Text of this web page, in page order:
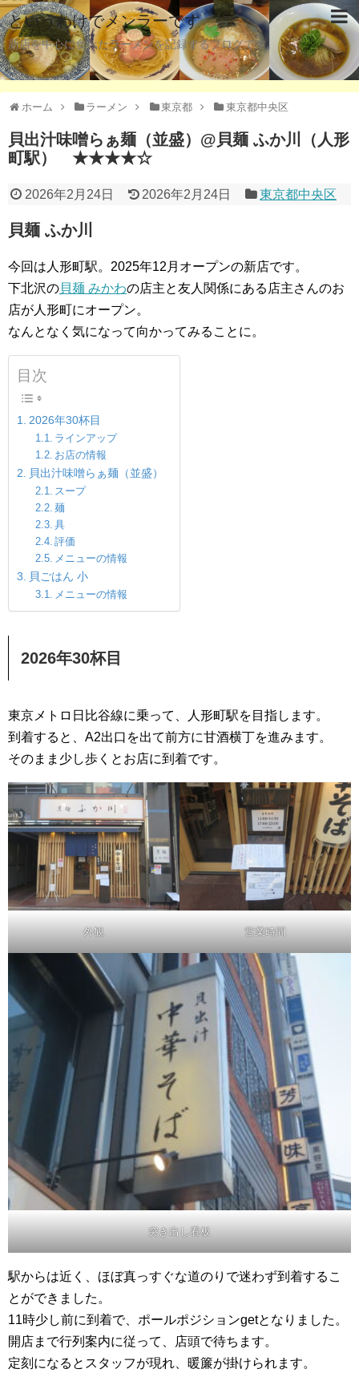
というわけでメンラーです
新店を中心に食べたラーメンを記録するブログです。
ホーム ラーメン 東京都 東京都中央区
貝出汁味噌らぁ麺（並盛）@貝麺 ふか川（人形
町駅） ★★★★☆
2026年2月24日 2026年2月24日 東京都中央区
貝麺 ふか川
今回は人形町駅。2025年12月オープンの新店です。
下北沢の貝麺 みかわの店主と友人関係にある店主さんのお
店が人形町にオープン。
なんとなく気になって向かってみることに。
目次
2026年30杯目
ラインアップ
お店の情報
貝出汁味噌らぁ麺（並盛）
スープ
麺
具
評価
メニューの情報
貝ごはん 小
メニューの情報
2026年30杯目
東京メトロ日比谷線に乗って、人形町駅を目指します。
到着すると、A2出口を出て前方に甘酒横丁を進みます。
そのまま少し歩くとお店に到着です。
外観 営業時間
突き出し看板
駅からは近く、ほぼ真っすぐな道のりで迷わず到着するこ
とができました。
11時少し前に到着で、ポールポジションgetとなりました。
開店まで行列案内に従って、店頭で待ちます。
定刻になるとスタッフが現れ、暖簾が掛けられます。